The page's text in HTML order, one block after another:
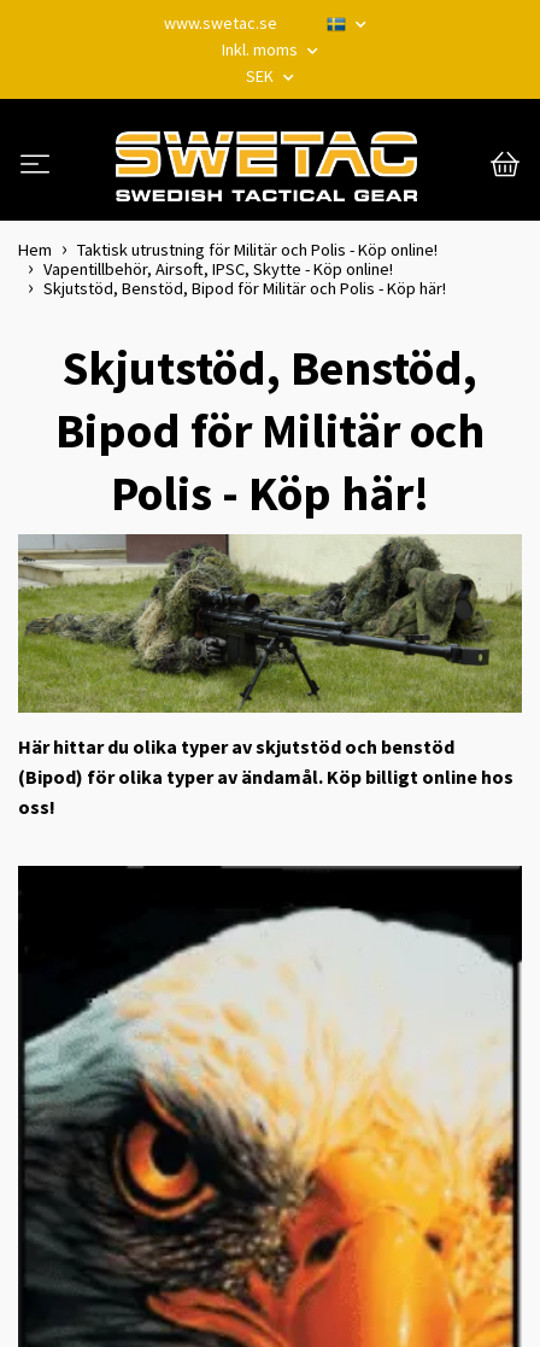
www.swetac.se
Inkl. moms
SEK
Hem
Taktisk utrustning för Militär och Polis - Köp online!
Vapentillbehör, Airsoft, IPSC, Skytte - Köp online!
Skjutstöd, Benstöd, Bipod för Militär och Polis - Köp här!
Skjutstöd, Benstöd,
Bipod för Militär och
Polis - Köp här!
Här hittar du olika typer av skjutstöd och benstöd
(Bipod) för olika typer av ändamål. Köp billigt online hos
oss!